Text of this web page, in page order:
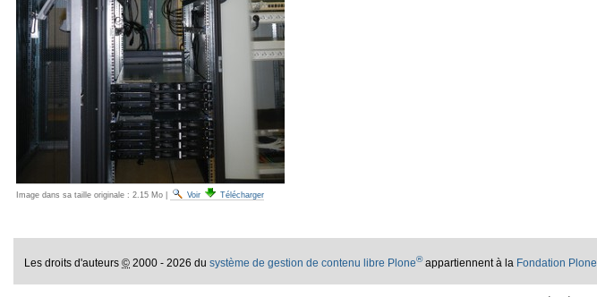
Image dans sa taille originale : 2.15 Mo Voir Télécharger
Les droits d'auteurs© 2000 - 2026 dusystème de gestion de contenu libre Plone®appartiennent à la Fondation Plone